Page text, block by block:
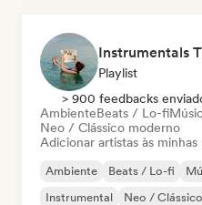
Playlist
> 900 feedbacks
AmbienteBeats / Lo-fi
Neo / Clássico moderno
Adicionar artistas às
Ambiente Beats / Lo-fi
Instrumental
Neo /